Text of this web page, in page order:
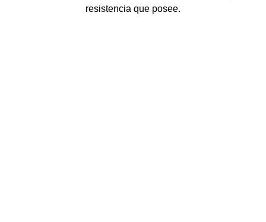
resistencia que posee.